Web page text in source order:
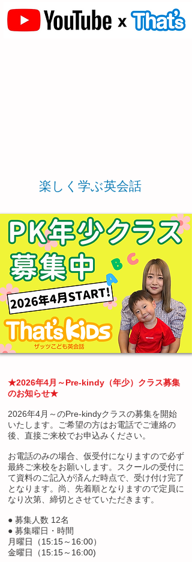
楽しく学ぶ英会話
★2026年4月～Pre-kindy（年少）クラス募集
のお知らせ★
2026年4月～のPre-kindyクラスの募集を開始
いたします。ご希望の方はお電話でご連絡の
後、直接ご来校でお申込みください。
お電話のみの場合、仮受付になりますので必ず
最終ご来校をお願いします。スクールの受付に
て資料のご記入が済んだ時点で、受け付け完了
となります。尚、先着順となりますので定員に
なり次第、締切とさせていただきます。
● 募集人数 12名
● 募集曜日・時間
月曜日（15:15～16:00）
金曜日（15:15～16:00)